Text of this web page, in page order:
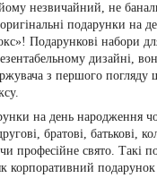
незвичайний, не
подарунки на
Подарункові набори
дизайні,
з першого погляду
на день народження
братові, батькові,
професійне свято. Такі
корпоративний подарунок